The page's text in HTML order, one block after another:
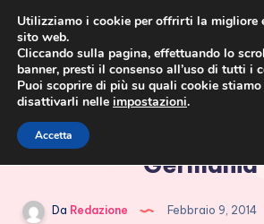
Miley Cyrus nuda
Germania
Da Redazione Febbraio 9, 2014
Utilizziamo i cookie per offrirti la migliore
sito web.
Cliccando sulla pagina, effettuando lo
banner, presti il consenso all’uso di tutti i
Puoi scoprire di più su quali cookie
disattivarli nelle impostazioni.
Accetta